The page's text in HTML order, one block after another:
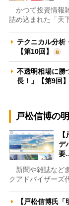
かつて投資情報
詰め込まれた「天
テクニカル分析
【第10回】
不透明相場に
長！」【第9回】
戸松信博の
デ
要
新聞や雑誌など
クアドバイザーズ
【戸松信博氏